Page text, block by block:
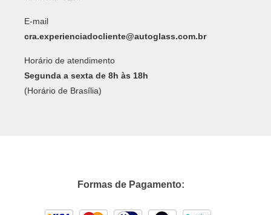
E-mail
cra.experienciadocliente@autoglass.com.br
Horário de atendimento
Segunda a sexta de 8h às 18h
(Horário de Brasília)
Formas de Pagamento: